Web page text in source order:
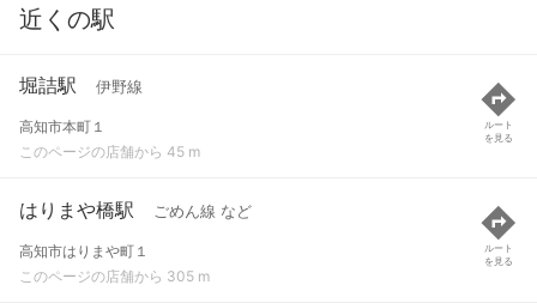
近くの駅
堀詰駅 伊野線
高知市本町１
このページの店舗から 45 m
ルート
を見る
はりまや橋駅 ごめん線 など
高知市はりまや町１
このページの店舗から 305 m
ルート
を見る